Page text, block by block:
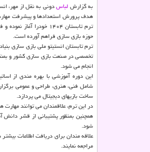
به گزارشلباسدونی به نقل از مهر،
هدف پرورش استعدادها و پیشرفت
ترم تابستان ۱۴۰۴
حوزه بازی سازی فراهم آورده است.
ترم تابستان انستیتو ملی بازی سازی
تخصصی در صنعت بازی سازی کشور و
انجام می شود.
این دوره آموزشی با بهره مندی از
شامل فنی، هنری، طراحی و عمومی
ساخت بازیهای دیجیتال می پردازد.
در این ترم، علاقمندان می توانند
همچنین بمنظور پشتیبانی از قشر
شود.
مراجعه نمایند.